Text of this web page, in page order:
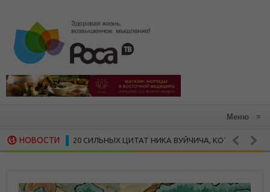
Меню ≡
НОВОСТИ
20 СИЛЬНЫХ ЦИТАТ НИКА ВУЙЧИЧА, КОТОРЫЕ ЗАРАЖАЮТ